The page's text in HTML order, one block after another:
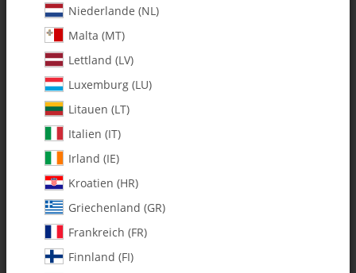
Niederlande (NL)
Malta (MT)
Lettland (LV)
Luxemburg (LU)
Litauen (LT)
Italien (IT)
Irland (IE)
Kroatien (HR)
Griechenland (GR)
Frankreich (FR)
Finnland (FI)